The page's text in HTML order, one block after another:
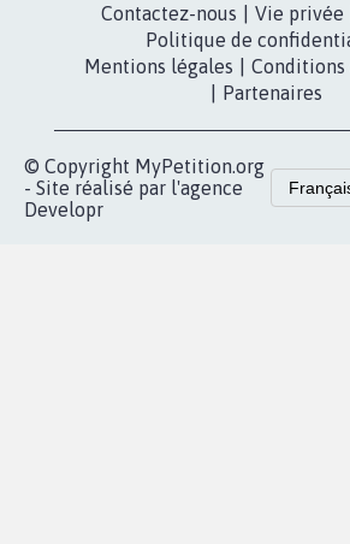
Contactez-nous
Vie privée
Politique de
Mentions légales
Partenaires
© Copyright MyPetition.org
- Site réalisé par l'agence
Developr